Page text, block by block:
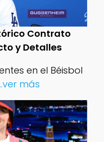
Contrato
y Detalles
en el Béisbol
más